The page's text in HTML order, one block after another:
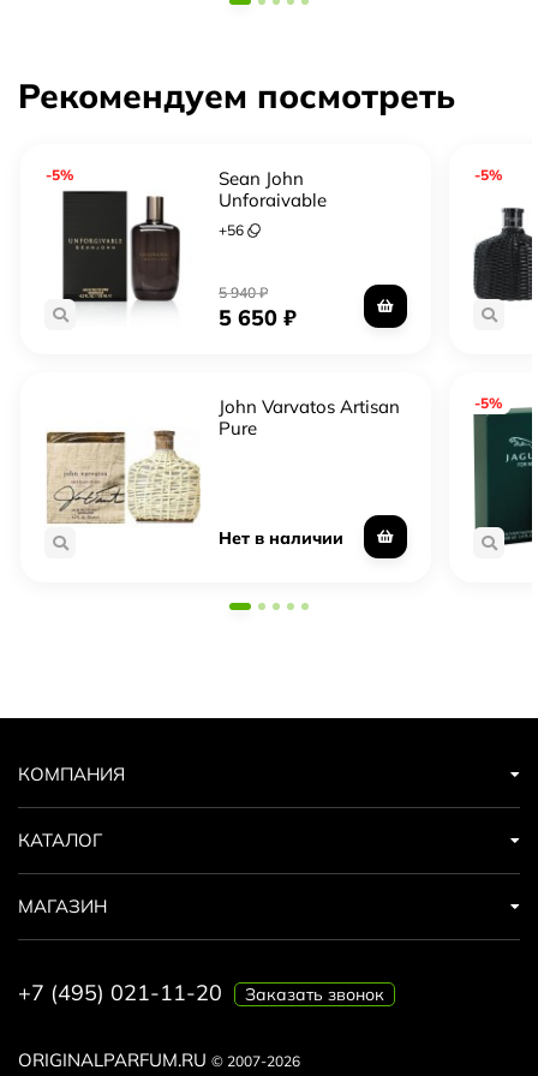
Рекомендуем посмотреть
-5%
Sean John
Unforgivable
+56
5 940₽
5 650₽
John Varvatos Artisan
Pure
Нет в наличии
-5%
-5%
ORIGINALPARFUM.RU © 2007-2026
КОМПАНИЯ
КАТАЛОГ
МАГАЗИН
+7 (495) 021-11-20 Заказать звонок